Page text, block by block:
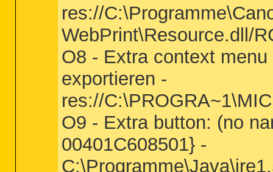
res://
WebPrint\Resource.dll/
O8 - Extra context
exportieren -
res://
O9 - Extra button: (no
00401C608501} -